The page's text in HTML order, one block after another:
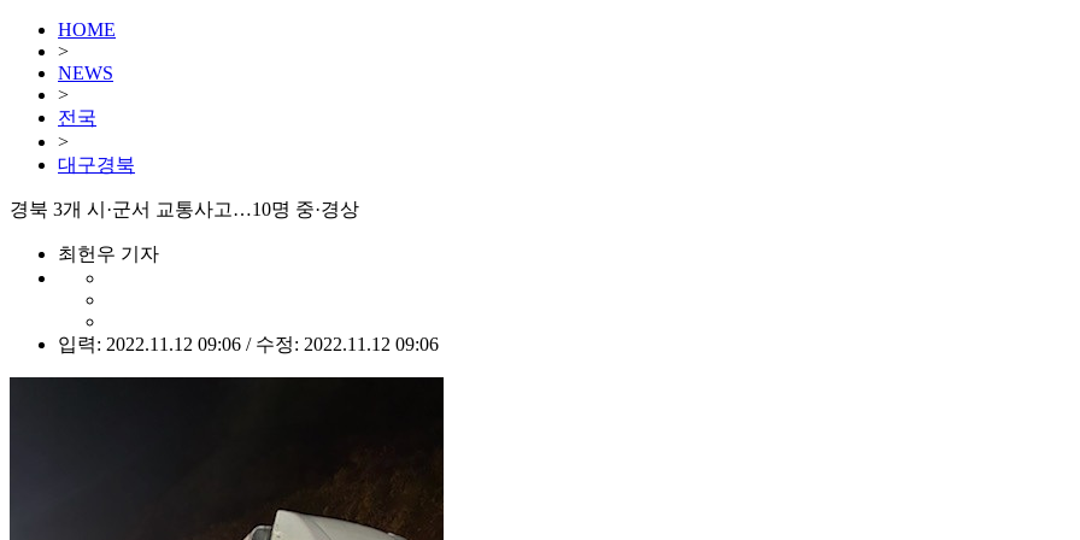
HOME
>
NEWS
>
전국
>
대구경북
경북 3개 시·군서 교통사고…10명 중·경상
최헌우 기자
입력: 2022.11.12 09:06 / 수정: 2022.11.12 09:06